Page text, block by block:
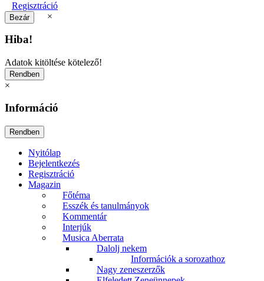
Regisztráció
×
Hiba!
Adatok kitöltése kötelező!
×
Információ
Nyitólap
Bejelentkezés
Regisztráció
Magazin
Főtéma
Esszék és tanulmányok
Kommentár
Interjúk
Musica Aberrata
Dalolj nekem
Információk a sorozathoz
Nagy zeneszerzők